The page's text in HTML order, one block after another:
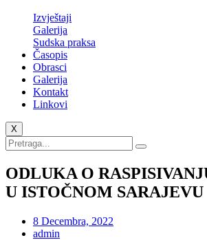
Izvještaji
Galerija
Sudska praksa
Časopis
Obrasci
Galerija
Kontakt
Linkovi
X
ODLUKA O
U ISTOČNOM SARAJEVU
8 Decembra, 2022
admin